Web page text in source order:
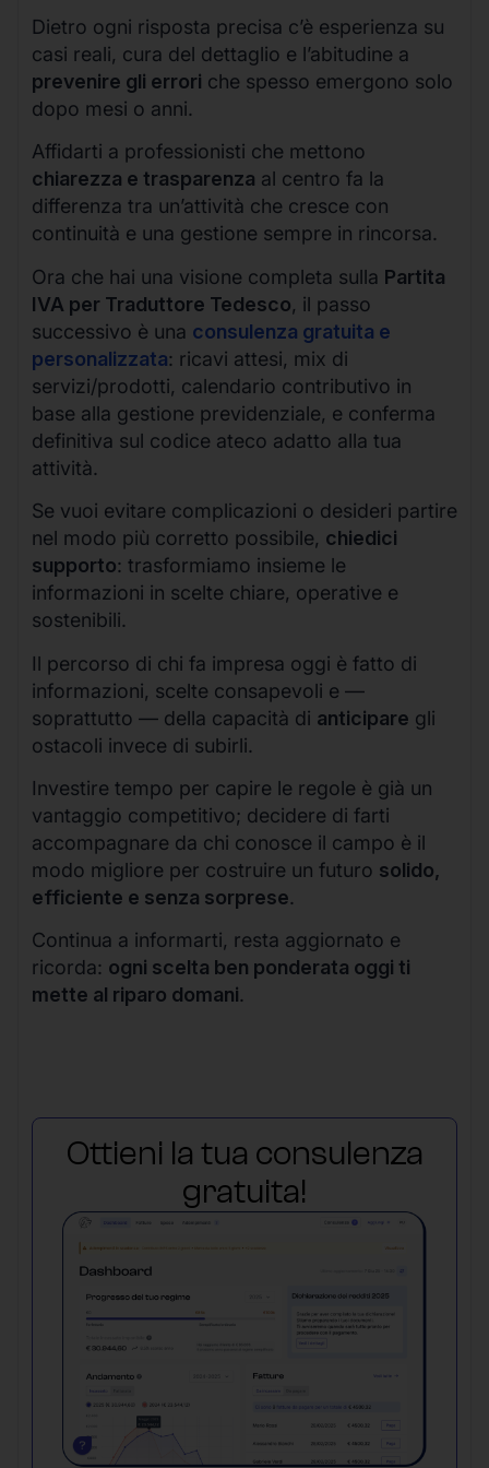
Dietro ogni risposta precisa c’è esperienza su
casi reali, cura del dettaglio e l’abitudine a
prevenire gli errori che spesso emergono solo
dopo mesi o anni.
Affidarti a professionisti che mettono
chiarezza e trasparenza al centro fa la
differenza tra un’attività che cresce con
continuità e una gestione sempre in rincorsa.
Ora che hai una visione completa sulla Partita
IVA per Traduttore Tedesco, il passo
successivo è una consulenza gratuita e
personalizzata: ricavi attesi, mix di
servizi/prodotti, calendario contributivo in
base alla gestione previdenziale, e conferma
definitiva sul codice ateco adatto alla tua
attività.
Se vuoi evitare complicazioni o desideri partire
nel modo più corretto possibile, chiedici
supporto: trasformiamo insieme le
informazioni in scelte chiare, operative e
sostenibili.
Il percorso di chi fa impresa oggi è fatto di
informazioni, scelte consapevoli e —
soprattutto — della capacità di anticipare gli
ostacoli invece di subirli.
Investire tempo per capire le regole è già un
vantaggio competitivo; decidere di farti
accompagnare da chi conosce il campo è il
modo migliore per costruire un futuro solido,
efficiente e senza sorprese.
Continua a informarti, resta aggiornato e
ricorda: ogni scelta ben ponderata oggi ti
mette al riparo domani.
Ottieni la tua consulenza
gratuita!